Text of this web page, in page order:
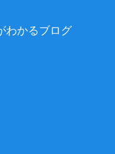
わかるブログ